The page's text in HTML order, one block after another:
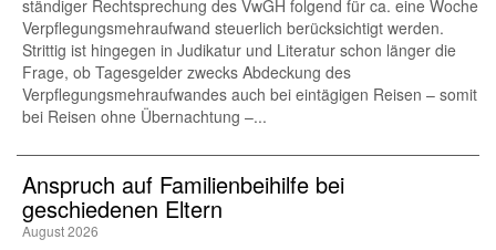
ständiger Rechtsprechung des VwGH folgend für ca. eine Woche
Verpflegungsmehraufwand steuerlich berücksichtigt werden.
Strittig ist hingegen in Judikatur und Literatur schon länger die
Frage, ob Tagesgelder zwecks Abdeckung des
Verpflegungsmehraufwandes auch bei eintägigen Reisen – somit
bei Reisen ohne Übernachtung –...
Anspruch auf Familienbeihilfe bei
geschiedenen Eltern
August 2026